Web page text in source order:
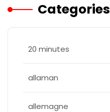
Categories
20 minutes
allaman
allemagne